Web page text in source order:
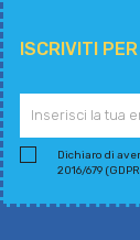
ISCRIVITI
Dichiaro di
2016/679